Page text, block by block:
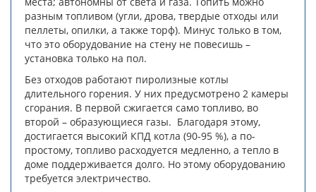
разным топливом (угли, дрова, твердые отходы или
пеллеты, опилки, а также торф). Минус только в том,
что это оборудование на стену не повесишь –
установка только на пол.
Без отходов работают пиролизные котлы
длительного горения. У них предусмотрено 2 камеры
сгорания. В первой сжигается само топливо, во
второй – образующиеся газы. Благодаря этому,
достигается высокий КПД котла (90-95 %), а по-
простому, топливо расходуется медленно, а тепло в
доме поддерживается долго. Но этому оборудованию
требуется электричество.